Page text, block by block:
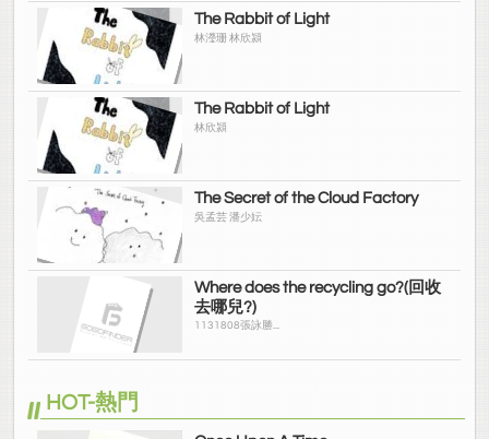
The Rabbit of Light
林瀅珊 林欣潁
The Rabbit of Light
林欣潁
The Secret of the Cloud Factory
吳孟芸 潘少妘
Where does the recycling go?(回收
去哪兒?)
1131808張詠勝...
HOT-熱門